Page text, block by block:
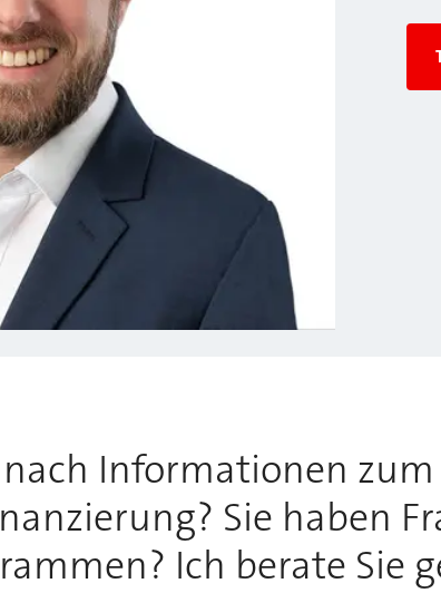
Informationen
Sie haben
Ich berate Sie